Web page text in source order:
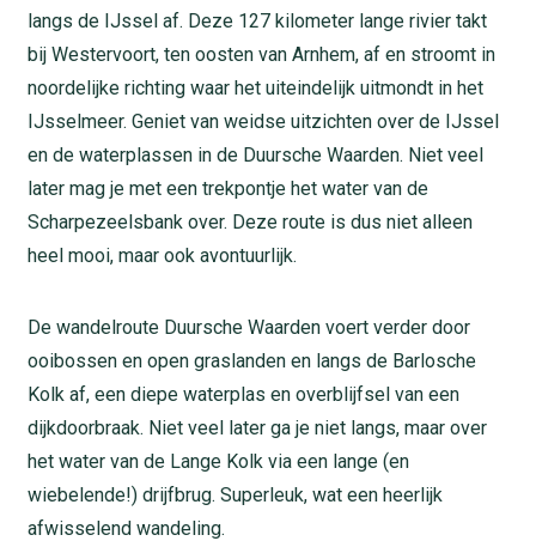
langs de IJssel af. Deze 127 kilometer lange rivier takt
bij Westervoort, ten oosten van Arnhem, af en stroomt in
noordelijke richting waar het uiteindelijk uitmondt in het
IJsselmeer. Geniet van weidse uitzichten over de IJssel
en de waterplassen in de Duursche Waarden. Niet veel
later mag je met een trekpontje het water van de
Scharpezeelsbank over. Deze route is dus niet alleen
heel mooi, maar ook avontuurlijk.
De wandelroute Duursche Waarden voert verder door
ooibossen en open graslanden en langs de Barlosche
Kolk af, een diepe waterplas en overblijfsel van een
dijkdoorbraak. Niet veel later ga je niet langs, maar over
het water van de Lange Kolk via een lange (en
wiebelende!) drijfbrug. Superleuk, wat een heerlijk
afwisselend wandeling.